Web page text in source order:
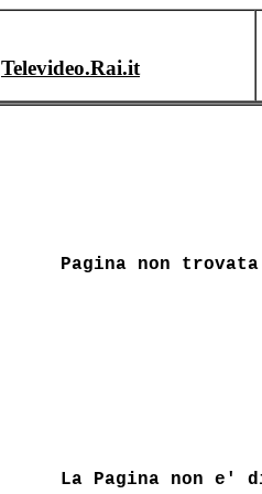
Televideo.Rai.it
Pagina non trovata
La Pagina non e'